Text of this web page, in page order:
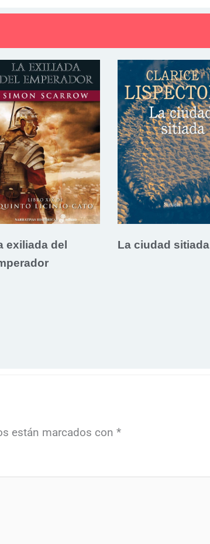
exiliada del
La ciudad sitiada
están marcados con *